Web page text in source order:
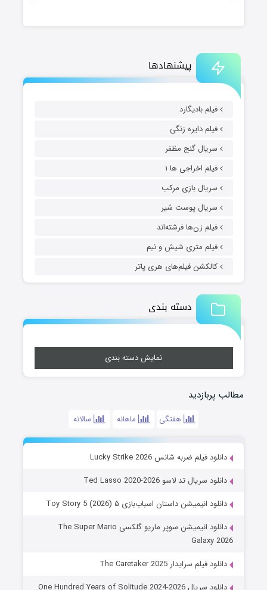
پیشنهادها
فیلم بادیگارد
فیلم دایره زنگی
سریال گنج مظفر
فیلم اخراجی ها ۱
سریال بازی مرکب
سریال پوست شیر
فیلم زن‌ها فرشته‌اند
فیلم متری شیش و نیم
کالکشن فیلم‌های هری پاتر
دسته بندی
نمایش دسته بندی
مطالب پربازدید
هفتگی ماهانه سالانه
دانلود فیلم ضربه شانس Lucky Strike 2026
دانلود سریال تد لاسو Ted Lasso 2020-2026
دانلود انیمیشن داستان اسباب‌بازی ۵ Toy Story 5 (2026)
دانلود انیمیشن سوپر ماریو گلکسی The Super Mario
Galaxy 2026
دانلود فیلم سرایدار The Caretaker 2025